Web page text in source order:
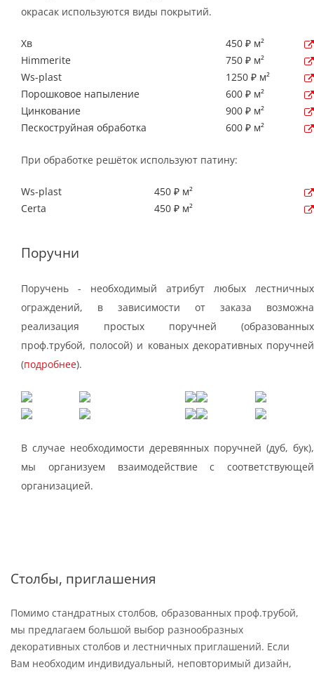
окрасак используются виды покрытий.
Хв
450 ₽ м²
Himmerite
750 ₽ м²
Ws-plast
1250 ₽ м²
Порошковое напыление
600 ₽ м²
Цинкование
900 ₽ м²
Пескоструйная обработка
600 ₽ м²
При обработке решёток используют патину:
Ws-plast
450 ₽ м²
Certa
450 ₽ м²
Поручни
Поручень - необходимый атрибут любых лестничных
ограждений, в зависимости от заказа возможна
реализация простых поручней (образованных
проф.трубой, полосой) и кованых декоративных поручней
(подробнее).
В случае необходимости деревянных поручней (дуб, бук),
мы организуем взаимодействие с соответствующей
организацией.
Столбы, приглашения
Помимо стандратных столбов, образованных проф.трубой,
мы предлагаем большой выбор разнообразных
декоративных столбов и лестничных приглашений. Если
Вам необходим индивидуальный, неповторимый дизайн,